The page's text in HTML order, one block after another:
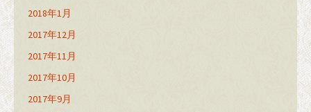
2018年1月
2017年12月
2017年11月
2017年10月
2017年9月